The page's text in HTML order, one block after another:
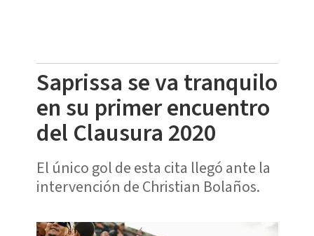
Saprissa se va tranquilo
en su primer encuentro
del Clausura 2020
El único gol de esta cita llegó ante la
intervención de Christian Bolaños.